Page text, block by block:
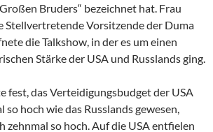
Bruders“ bezeichnet hat. Frau
Stellvertretende Vorsitzende der Duma
die Talkshow, in der es um einen
Stärke der USA und Russlands ging.
fest, das Verteidigungsbudget der USA
so hoch wie das Russlands gewesen,
zehnmal so hoch. Auf die USA entfielen